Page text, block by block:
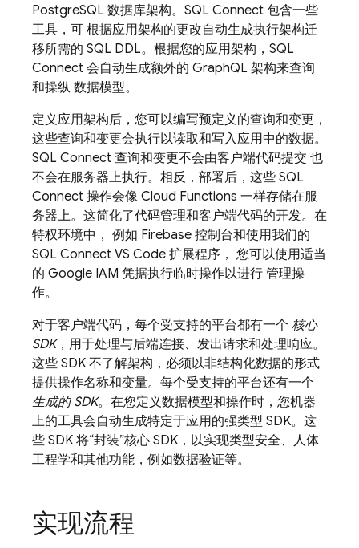
PostgreSQL 数据库架构。 SQL Connect 包含一些
工具，可 根据应用架构的更改自动生成执行架构迁
移所需的 SQL DDL。根据您的应用架构， SQL
Connect 会自动生成额外的 GraphQL 架构来查询
和操纵 数据模型。
定义应用架构后，您可以编写预定义的查询和变更，
这些查询和变更会执行以读取和写入应用中的数据。
SQL Connect 查询和变更不会由客户端代码提交 也
不会在服务器上执行。相反，部署后，这些 SQL
Connect 操作会像 Cloud Functions 一样存储在服
务器上。这简化了代码管理和客户端代码的开发。在
特权环境中， 例如 Firebase 控制台和使用我们的
SQL Connect VS Code 扩展程序， 您可以使用适当
的 Google IAM 凭据执行临时操作以进行 管理操
作。
对于客户端代码，每个受支持的平台都有一个 核心
SDK，用于处理与后端连接、发出请求和处理响应。
这些 SDK 不了解架构，必须以非结构化数据的形式
提供操作名称和变量。每个受支持的平台还有一个
生成的 SDK。在您定义数据模型和操作时，您机器
上的工具会自动生成特定于应用的强类型 SDK。这
些 SDK 将“封装”核心 SDK，以实现类型安全、人体
工程学和其他功能，例如数据验证等。
实现流程